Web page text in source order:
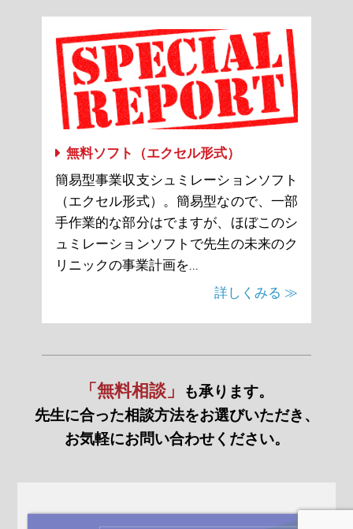
無料ソフト（エクセル形式）
簡易型事業収支シュミレーションソフト
（エクセル形式）。簡易型なので、一部
手作業的な部分はでますが、ほぼこのシ
ュミレーションソフトで先生の未来のク
リニックの事業計画を...
詳しくみる ≫
「無料相談」
も承ります。
先生に合った相談方法をお選びいただき、
お気軽にお問い合わせください。